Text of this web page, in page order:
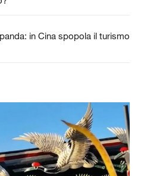
in Cina spopola il turismo